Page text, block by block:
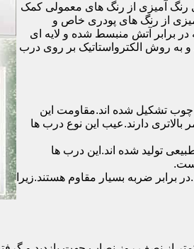
رنگ آمیزی از رنگ های معمولی کمک
از رنگ های پودری خاص و
در برابر آتش منبسط شده و لایه ای
به روش الکترواستاتیک بر روی درب
تشکیل شده اند.مقاومت این
دارند.عیب این نوع درب ها
تولید شده اند.این درب ها
ضربه بسیار مقاوم هستند.زیرا